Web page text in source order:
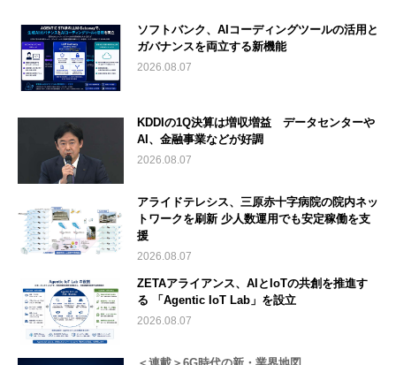
ソフトバンク、AIコーディングツールの活用と
ガバナンスを両立する新機能
2026.08.07
KDDIの1Q決算は増収増益 データセンターや
AI、金融事業などが好調
2026.08.07
アライドテレシス、三原赤十字病院の院内ネッ
トワークを刷新 少人数運用でも安定稼働を支
援
2026.08.07
ZETAアライアンス、AIとIoTの共創を推進す
る 「Agentic IoT Lab」を設立
2026.08.07